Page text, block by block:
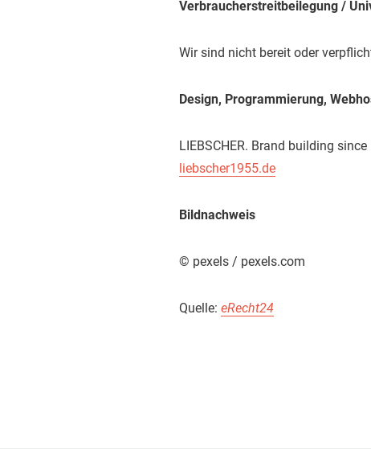
Verbraucherstreitbeilegung /
Wir sind nicht bereit oder
Design, Programmierung,
LIEBSCHER. Brand building
liebscher1955.de
Bildnachweis
© pexels / pexels.com
Quelle:eRecht24